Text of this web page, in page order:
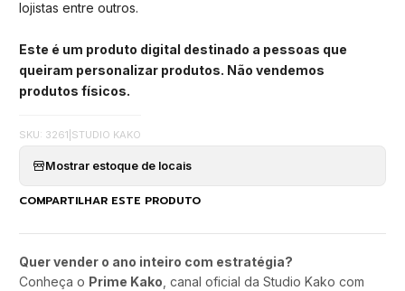
lojistas entre outros.
Este é um produto digital destinado a pessoas que
queiram personalizar produtos. Não vendemos
produtos físicos.
SKU: 3261 STUDIO KAKO
Mostrar estoque de locais
COMPARTILHAR ESTE PRODUTO
Quer vender o ano inteiro com estratégia?
Conheça o Prime Kako , canal oficial da Studio Kako com